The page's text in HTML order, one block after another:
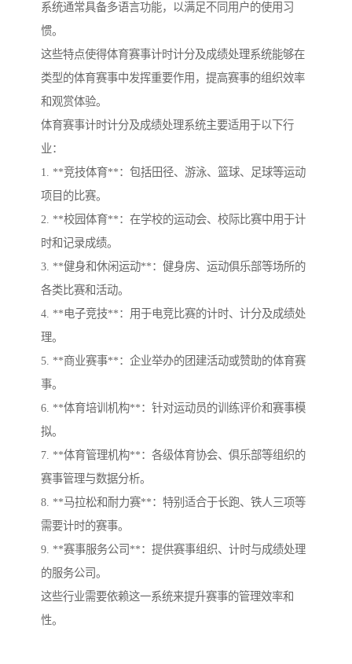
系统通常具备多语言功能，以满足不同用户的使用习
惯。
这些特点使得体育赛事计时计分及成绩处理系统能够在
类型的体育赛事中发挥重要作用，提高赛事的组织效率
和观赏体验。
体育赛事计时计分及成绩处理系统主要适用于以下行
业：
1. **竞技体育**：包括田径、游泳、篮球、足球等运动
项目的比赛。
2. **校园体育**：在学校的运动会、校际比赛中用于计
时和记录成绩。
3. **健身和休闲运动**：健身房、运动俱乐部等场所的
各类比赛和活动。
4. **电子竞技**：用于电竞比赛的计时、计分及成绩处
理。
5. **商业赛事**：企业举办的团建活动或赞助的体育赛
事。
6. **体育培训机构**：针对运动员的训练评价和赛事模
拟。
7. **体育管理机构**：各级体育协会、俱乐部等组织的
赛事管理与数据分析。
8. **马拉松和耐力赛**：特别适合于长跑、铁人三项等
需要计时的赛事。
9. **赛事服务公司**：提供赛事组织、计时与成绩处理
的服务公司。
这些行业需要依赖这一系统来提升赛事的管理效率和
性。